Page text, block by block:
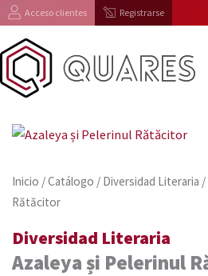
al
contenido
Acceso clientes Registrarse
Inicio /Catálogo / Diversidad Literaria /
Rătăcitor
Diversidad Literaria
Azaleya și Pelerinul